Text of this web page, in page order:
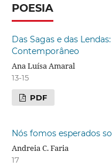
POESIA
Das Sagas e das
Contemporâneo
Ana Luísa Amaral
13-15
PDF
Nós fomos esperados
Andreia C. Faria
17